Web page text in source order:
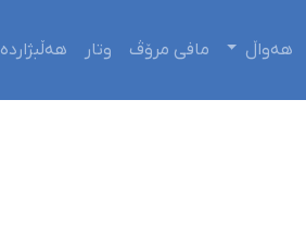
هەواڵ مافی مرۆڤ وتار هەڵبژاردە